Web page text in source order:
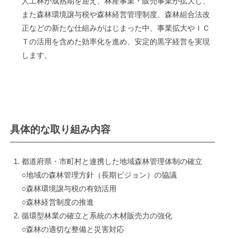
また森林環境譲与税や森林経営管理制度、森林組合法改
正などの新たな仕組みがはじまった中、事業拡大やＩＣ
Ｔの活用を含めた効率化を進め、安定的黒字経営を実現
します。
具体的な取り組み内容
都道府県・市町村と連携した地域森林管理体制の確立
○地域の森林管理方針（長期ビジョン）の協議
○森林環境譲与税の有効活用
○森林経営制度の推進
循環型林業の確立と系統の木材販売力の強化
○森林の適切な整備と災害対応